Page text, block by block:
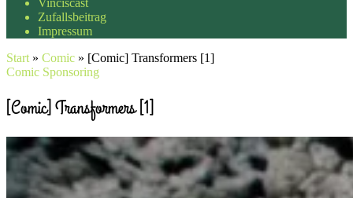
Vinciscast
Zufallsbeitrag
Impressum
Start » Comic » [Comic] Transformers [1]
Comic Sponsoring
[Comic] Transformers [1]